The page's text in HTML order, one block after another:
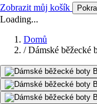
Zobrazit můj košík
Loading...
Domů
/ Dámské běžecké